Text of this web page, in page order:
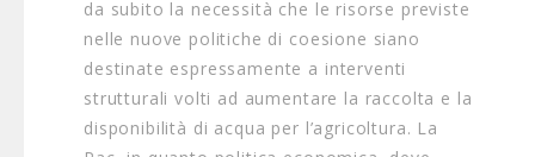
da subito la necessità che le risorse previste
nelle nuove politiche di coesione siano
destinate espressamente a interventi
strutturali volti ad aumentare la raccolta e la
disponibilità di acqua per l’agricoltura. La